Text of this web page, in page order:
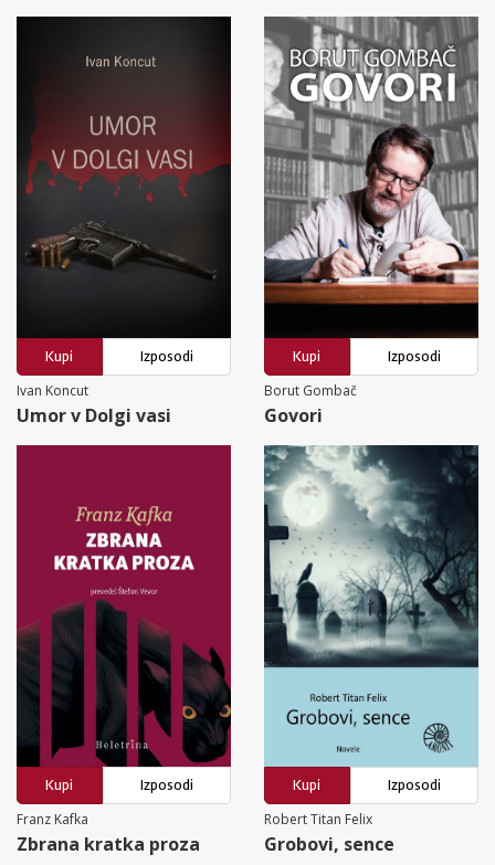
Kupi
Izposodi
Ivan Koncut
Umor v Dolgi vasi
Kupi
Izposodi
Borut Gombač
Govori
Kupi
Izposodi
Franz Kafka
Zbrana kratka proza
Kupi
Izposodi
Robert Titan Felix
Grobovi, sence